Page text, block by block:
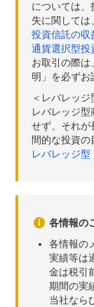
については
失に関しては
投資信託の収
通貨選択型投
お取引の際
明」を必ずお
＜レバレッ
レバレッジ
せず、それが
間的な投資の
レバレッジ
各情報の
各情報の
実績等は
金は税引
期間の実
当社なら